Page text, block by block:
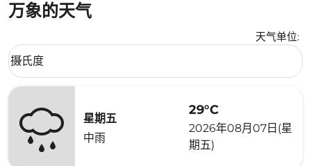
万象的天气
天气单位:
Weather unit option 摄氏度 Selected
摄氏度
keyboard_arrow_down
星期五
中雨
29°C
2026年08月07日(星
期五)